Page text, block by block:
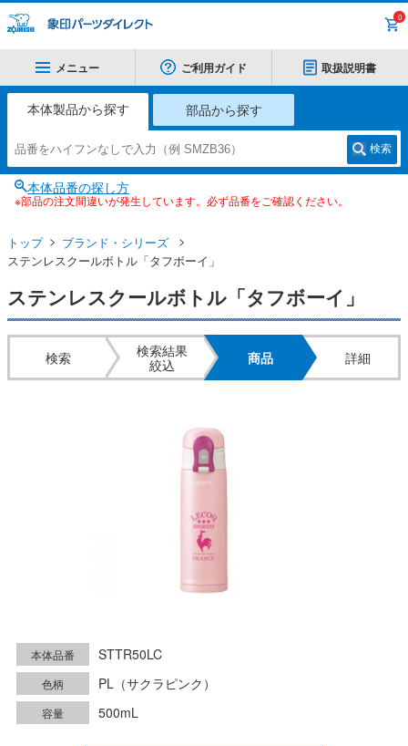
0
メニュー ご利用ガイド 取扱説明書
本体製品から探す 部品から探す
検索
本体品番の探し方
※部品の注文間違いが発生しています。必ず品番をご確認ください。
トップ
ブランド・シリーズ
ステンレスクールボトル「タフボーイ」
ステンレスクールボトル「タフボーイ」
検索
検索結果
絞込
商品 詳細
本体品番 STTR50LC
色柄 PL（サクラピンク）
容量 500mL